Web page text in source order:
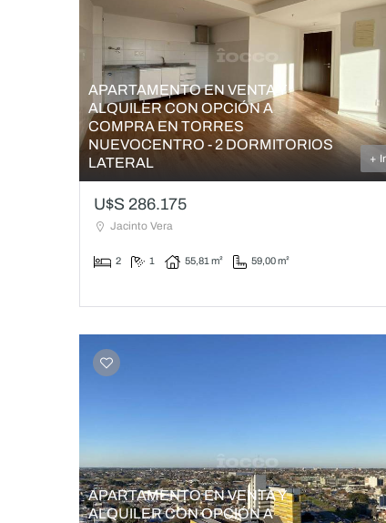
APARTAMENTO EN VENTA Y
ALQUILER CON OPCIÓN A
COMPRA EN TORRES
NUEVOCENTRO - 2 DORMITORIOS
LATERAL
+
U$S 286.175
Jacinto Vera
2 1 55,81 m² 59,00 m²
APARTAMENTO EN VENTA Y
ALQUILER CON OPCIÓN A